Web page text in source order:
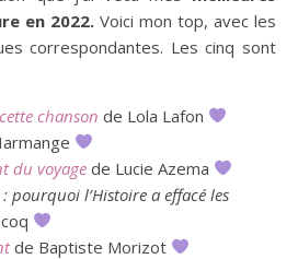
en 2022. Voici mon top, avec les
correspondantes. Les cinq sont
chanson de Lola Lafon
du voyage de Lucie Azema
pourquoi l’Histoire a effacé les
de Baptiste Morizot